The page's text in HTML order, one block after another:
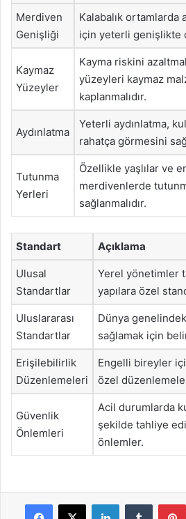
Merdiven
Genişliği
Kalabalık ortamlarda
için yeterli genişlikte
Kaymaz
Yüzeyler
Kayma riskini
yüzeyleri kaymaz
kaplanmalıdır.
Aydınlatma
Yeterli aydınlatma,
rahatça görmesini
Tutunma
Yerleri
Özellikle yaşlılar ve
merdivenlerde
sağlanmalıdır.
Standart Açıklama
Ulusal
Standartlar
Yerel yönetimler
yapılara özel
Uluslararası
Standartlar
Dünya
sağlamak için
Erişilebilirlik
Düzenlemeleri
Engelli bireyler
özel
Güvenlik
Önlemleri
Acil durumlarda
şekilde tahliye
önlemler.
Facebook
X LinkedInTumblr